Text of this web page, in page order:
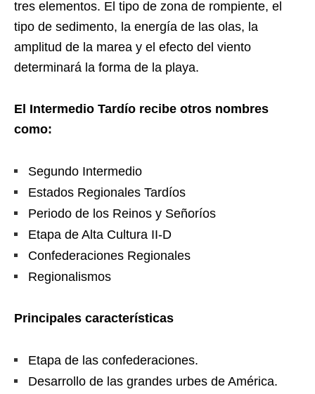
tres elementos. El tipo de zona de rompiente, el
tipo de sedimento, la energía de las olas, la
amplitud de la marea y el efecto del viento
determinará la forma de la playa.
El Intermedio Tardío recibe otros nombres
como:
Segundo Intermedio
Estados Regionales Tardíos
Periodo de los Reinos y Señoríos
Etapa de Alta Cultura II-D
Confederaciones Regionales
Regionalismos
Principales características
Etapa de las confederaciones.
Desarrollo de las grandes urbes de América.